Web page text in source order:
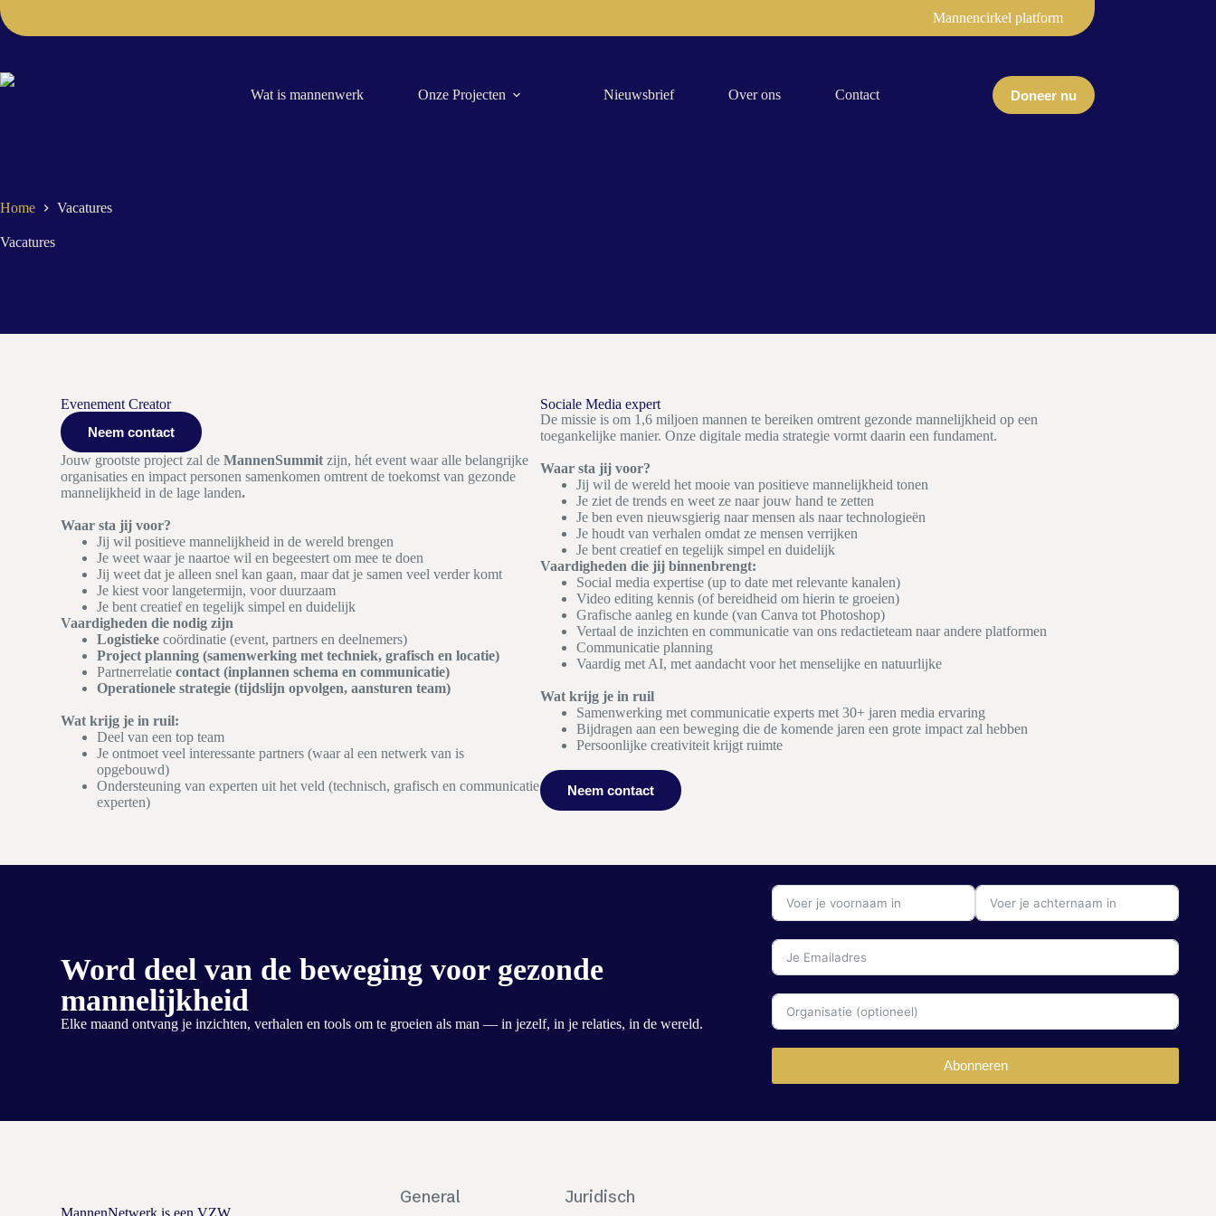
Mannencirkel platform
Wat is mannenwerk Onze Projecten Nieuwsbrief Over ons Contact Doneer nu
Home Vacatures
Vacatures
Evenement Creator
Neem contact
Jouw grootste project zal deMannenSummitzijn, hét event waar alle belangrijke
organisaties en impact personen samenkomen omtrent de toekomst van gezonde
mannelijkheid in de lage landen.
Waar sta jij voor?
Jij wil positieve mannelijkheid in de wereld brengen
Je weet waar je naartoe wil en begeestert om mee te doen
Jij weet dat je alleen snel kan gaan, maar dat je samen veel verder komt
Je kiest voor langetermijn, voor duurzaam
Je bent creatief en tegelijk simpel en duidelijk
Vaardigheden die nodig zijn
Logistiekecoördinatie (event, partners en deelnemers)
Project planning (samenwerking met techniek, grafisch en locatie)
Partnerrelatie contact (inplannen schema en communicatie)
Operationele strategie (tijdslijn opvolgen, aansturen team)
Wat krijg je in ruil:
Deel van een top team
Je ontmoet veel interessante partners (waar al een netwerk van is
opgebouwd)
Ondersteuning van experten uit het veld (technisch, grafisch en communicatie
experten)
Sociale Media expert
De missie is om 1,6 miljoen mannen te bereiken omtrent gezonde mannelijkheid op een
toegankelijke manier. Onze digitale media strategie vormt daarin een fundament.
Waar sta jij voor?
Jij wil de wereld het mooie van positieve mannelijkheid tonen
Je ziet de trends en weet ze naar jouw hand te zetten
Je ben even nieuwsgierig naar mensen als naar technologieën
Je houdt van verhalen omdat ze mensen verrijken
Je bent creatief en tegelijk simpel en duidelijk
Vaardigheden die jij binnenbrengt:
Social media expertise (up to date met relevante kanalen)
Video editing kennis (of bereidheid om hierin te groeien)
Grafische aanleg en kunde (van Canva tot Photoshop)
Vertaal de inzichten en communicatie van ons redactieteam naar andere platformen
Communicatie planning
Vaardig met AI, met aandacht voor het menselijke en natuurlijke
Wat krijg je in ruil
Samenwerking met communicatie experts met 30+ jaren media ervaring
Bijdragen aan een beweging die de komende jaren een grote impact zal hebben
Persoonlijke creativiteit krijgt ruimte
Neem contact
Word deel van de beweging voor gezonde
mannelijkheid
Elke maand ontvang je inzichten, verhalen en tools om te groeien als man — in jezelf, in je relaties, in de wereld.
Abonneren
MannenNetwerk is een VZW
General Juridisch